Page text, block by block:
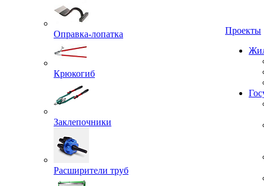
Оправка-лопатка
Крюкогиб
Заклепочники
Расширители труб